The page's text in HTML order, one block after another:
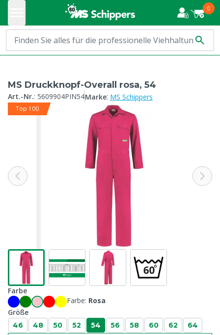
0
MS Druckknopf-Overall rosa, 54
Art.-Nr.: 5609904PIN54Marke: MS Schippers
Top 100
Farbe
Farbe: Rosa
Größe
46 48 50 52 54 56 58 60 62 64